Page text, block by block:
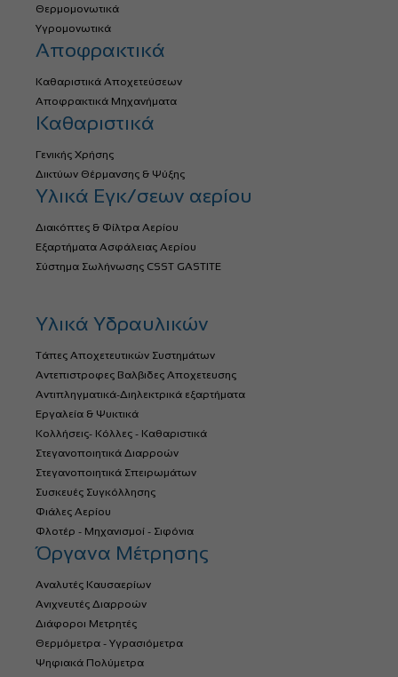
Θερμομονωτικά
Υγρομονωτικά
Αποφρακτικά
Καθαριστικά Αποχετεύσεων
Αποφρακτικά Μηχανήματα
Καθαριστικά
Γενικής Χρήσης
Δικτύων Θέρμανσης & Ψύξης
Υλικά Εγκ/σεων αερίου
Διακόπτες & Φίλτρα Αερίου
Εξαρτήματα Ασφάλειας Αερίου
Σύστημα Σωλήνωσης CSST GASTITE
Υλικά Υδραυλικών
Τάπες Αποχετευτικών Συστημάτων
Αντεπιστροφες Βαλβιδες Αποχετευσης
Αντιπληγματικά-Διηλεκτρικά εξαρτήματα
Εργαλεία & Ψυκτικά
Κολλήσεις- Κόλλες - Καθαριστικά
Στεγανοποιητικά Διαρροών
Στεγανοποιητικά Σπειρωμάτων
Συσκευές Συγκόλλησης
Φιάλες Αερίου
Φλοτέρ - Μηχανισμοί - Σιφόνια
Όργανα Μέτρησης
Αναλυτές Καυσαερίων
Ανιχνευτές Διαρροών
Διάφοροι Μετρητές
Θερμόμετρα - Υγρασιόμετρα
Ψηφιακά Πολύμετρα